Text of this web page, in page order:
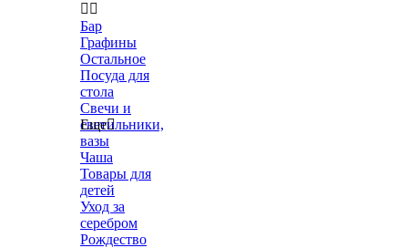
 
Бар
Графины
Остальное
Посуда для
стола
Свечи и
светильники,
вазы
Чаша
Товары для
детей
Уход за
серебром
Рождество
Еще